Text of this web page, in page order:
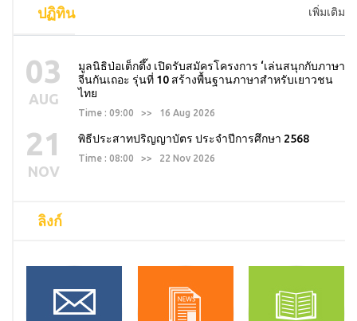
ปฏิทิน เพิ่มเติม
03
AUG
มูลนิธิป่อเต็กตึ๊ง เปิดรับสมัครโครงการ ‘เล่นสนุกกับภาษา
จีนกันเถอะ รุ่นที่ 10 สร้างพื้นฐานภาษาสำหรับเยาวชน
ไทย
Time : 09:00 >> 16 Aug 2026
21
NOV
พิธีประสาทปริญญาบัตร ประจำปีการศึกษา 2568
Time : 08:00 >> 22 Nov 2026
ลิงก์